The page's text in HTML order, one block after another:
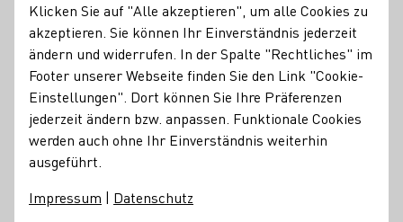
Im Rahmen des "Deutschen Frühlings", einer jährlich
wechselnden Kooperation zwischen Estland und
verschiedenen deutschen Bundesländern, reiste die
Deutsche Weinprinzessin Linda Trarbach Ende April nach
Tallinn, in die Hauptstadt Estlands.
DWM
Klicken Sie auf "Alle akzeptieren", um alle Cookies zu
akzeptieren. Sie können Ihr Einverständnis jederzeit
ändern und widerrufen. In der Spalte "Rechtliches" im
Footer unserer Webseite finden Sie den Link "Cookie-
Einstellungen". Dort können Sie Ihre Präferenzen
jederzeit ändern bzw. anpassen. Funktionale Cookies
werden auch ohne Ihr Einverständnis weiterhin
ausgeführt.
Impressum | Datenschutz